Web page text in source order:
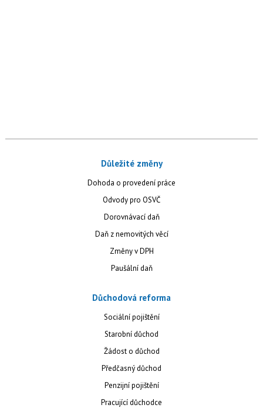
Důležité změny
Dohoda o provedení práce
Odvody pro OSVČ
Dorovnávací daň
Daň z nemovitých věcí
Změny v DPH
Paušální daň
Důchodová reforma
Sociální pojištění
Starobní důchod
Žádost o důchod
Předčasný důchod
Penzijní pojištění
Pracující důchodce